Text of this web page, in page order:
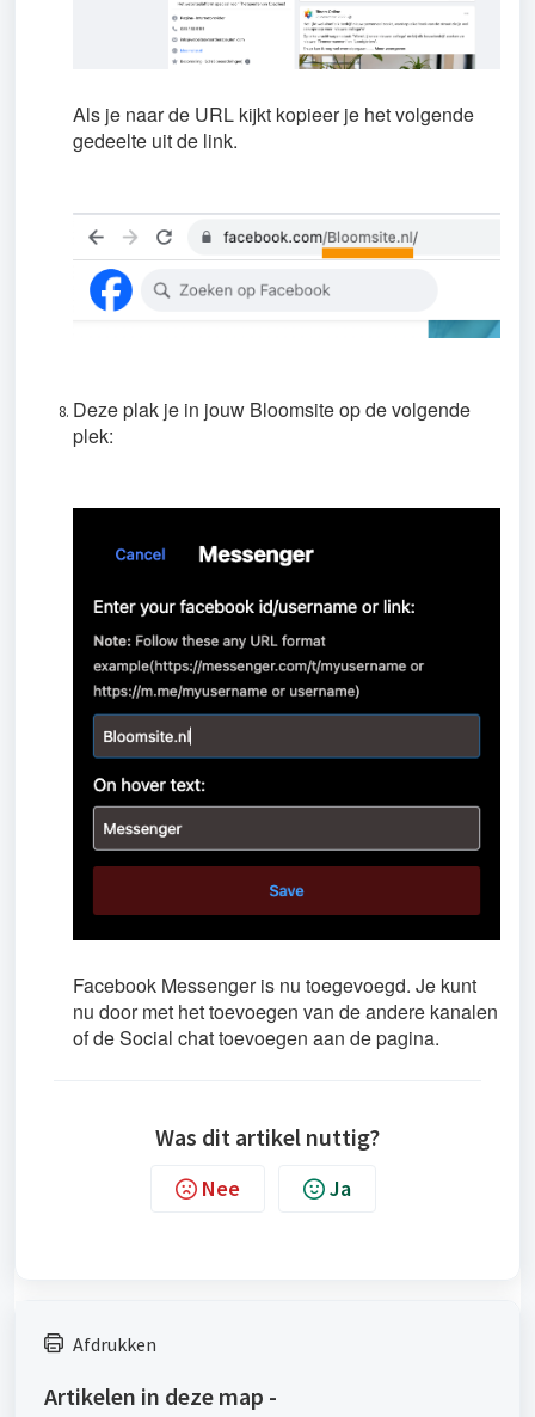
Als je naar de URL kijkt kopieer je het volgende
gedeelte uit de link.
Deze plak je in jouw Bloomsite op de volgende
plek:
Facebook Messenger is nu toegevoegd. Je kunt
nu door met het toevoegen van de andere kanalen
of de Social chat toevoegen aan de pagina.
Was dit artikel nuttig?
Nee Ja
Afdrukken
Artikelen in deze map -